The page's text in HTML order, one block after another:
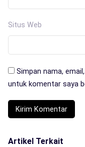
Situs Web
Simpan nama,
untuk komentar saya
Artikel Terkait